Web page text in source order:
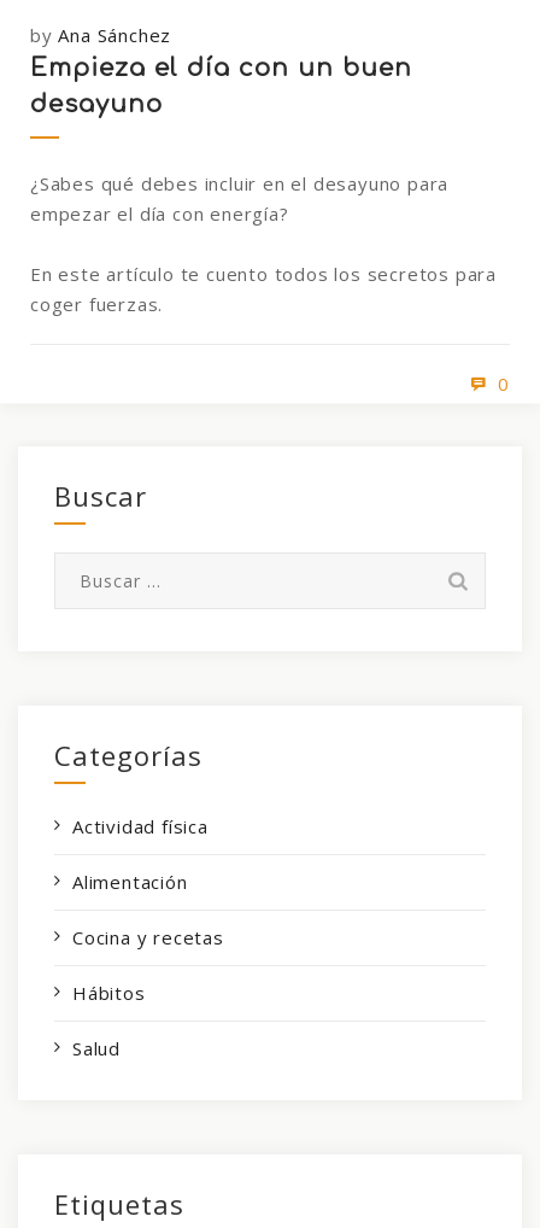
byAna Sánchez
Empieza el día con un buen
desayuno
¿Sabes qué debes incluir en el desayuno para
empezar el día con energía?
En este artículo te cuento todos los secretos para
coger fuerzas.
0
Buscar
Categorías
Actividad física
Alimentación
Cocina y recetas
Hábitos
Salud
Etiquetas